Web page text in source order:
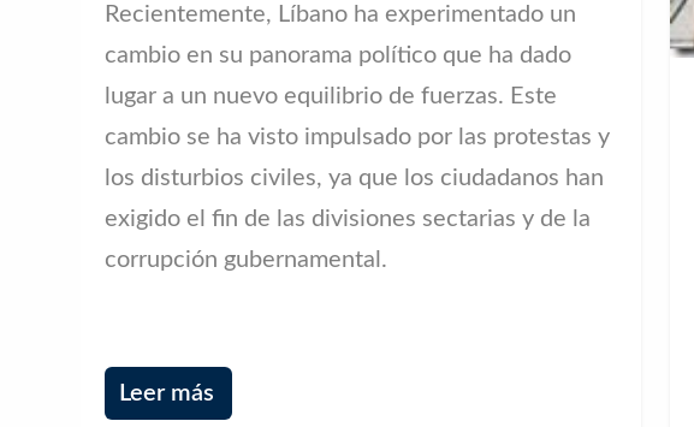
Recientemente, Líbano ha experimentado un
cambio en su panorama político que ha dado
lugar a un nuevo equilibrio de fuerzas. Este
cambio se ha visto impulsado por las protestas y
los disturbios civiles, ya que los ciudadanos han
exigido el fin de las divisiones sectarias y de la
corrupción gubernamental.
Leer más